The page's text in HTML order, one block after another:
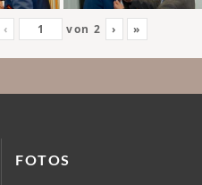
‹ von 2 › »
FOTOS